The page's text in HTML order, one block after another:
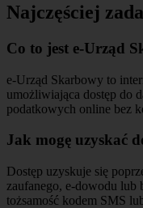
Najczęściej
Co to jest e-Urząd
e-Urząd Skarbowy to
umożliwiająca dostęp do
podatkowych online bez
Jak mogę uzyskać
Dostęp uzyskuje się
zaufanego, e-dowodu lub
tożsamość kodem SMS